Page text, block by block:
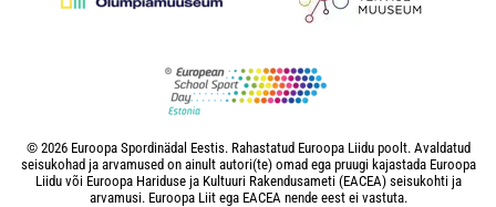
© 2026 Euroopa Spordinädal Eestis. Rahastatud Euroopa Liidu poolt. Avaldatud
seisukohad ja arvamused on ainult autori(te) omad ega pruugi kajastada Euroopa
Liidu või Euroopa Hariduse ja Kultuuri Rakendusameti (EACEA) seisukohti ja
arvamusi. Euroopa Liit ega EACEA nende eest ei vastuta.